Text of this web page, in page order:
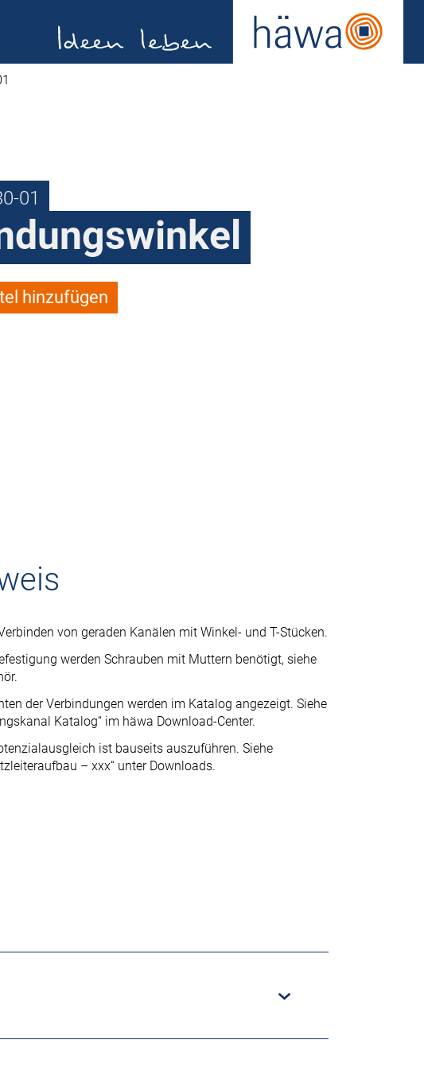
01
hinzufügen
von geraden Kanälen mit Winkel- und T-Stücken.
werden Schrauben mit Muttern benötigt, siehe
der Verbindungen werden im Katalog angezeigt. Siehe
Katalog“ im häwa Download-Center.
ist bauseits auszuführen. Siehe
– xxx“ unter Downloads.